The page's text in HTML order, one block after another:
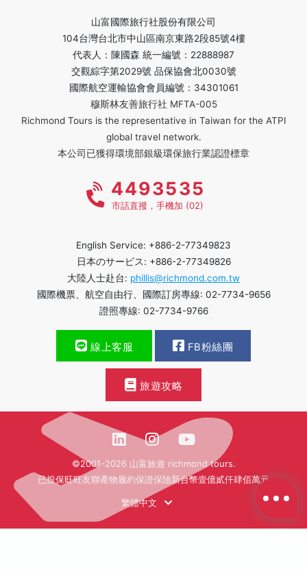
山富國際旅行社股份有限公司
104台灣台北市中山區南京東路2段85號4樓
代表人：陳國森 統一編號：22888987
交觀綜字第2029號 品保協會北0030號
國際航空運輸協會會員編號：34301061
穆斯林友善旅行社 MFTA-005
Richmond Tours is the representative in Taiwan for the ATPI
global travel network.
本公司已獲得環境部銀級環保旅行業認證標章
4493535
市話直撥，手機加 (02)
English Service: +886-2-77349823
日本のサービス: +886-2-77349826
大陸人士赴台: phillis@richmond.com.tw
國際機票、航空自由行、國際訂房專線: 02-7734-9656
證照專線: 02-7734-9766
線上客服 FB粉絲團
旅遊攻略
©2001-2026 山富旅遊 richmond tours.
已投保旺旺友聯產物履約保證保險新台幣壹億貳仟肆佰萬元
繁體中文